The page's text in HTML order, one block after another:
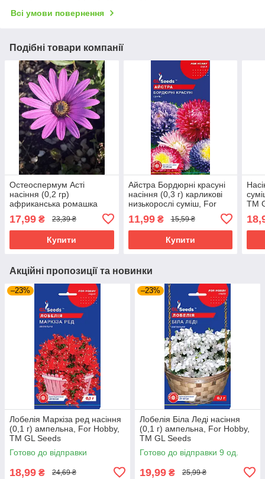
Всі умови повернення
Подібні товари компанії
Остеоспермум Асті
насіння (0,2 гр)
африканська ромашка
низькоросла For Hobby,
TM GL Seeds
17,99 ₴ 23,39 ₴
Купити
Айстра Бордюрні красуні
насіння (0,3 г) карликові
низькорослі суміш, For
11,99₴ 15,59 ₴
Купити
TM
Акційні пропозиції та новинки
–23%
Лобелія Маркіза ред насіння
(0,1 г) ампельна, For Hobby,
TM GL Seeds
Готово до відправки
18,99 ₴ 24,69 ₴
–23%
Лобелія Біла Леді насіння
(0,1 г) ампельна, For Hobby,
TM GL Seeds
Готово до відправки 9 од.
19,99 ₴ 25,99 ₴